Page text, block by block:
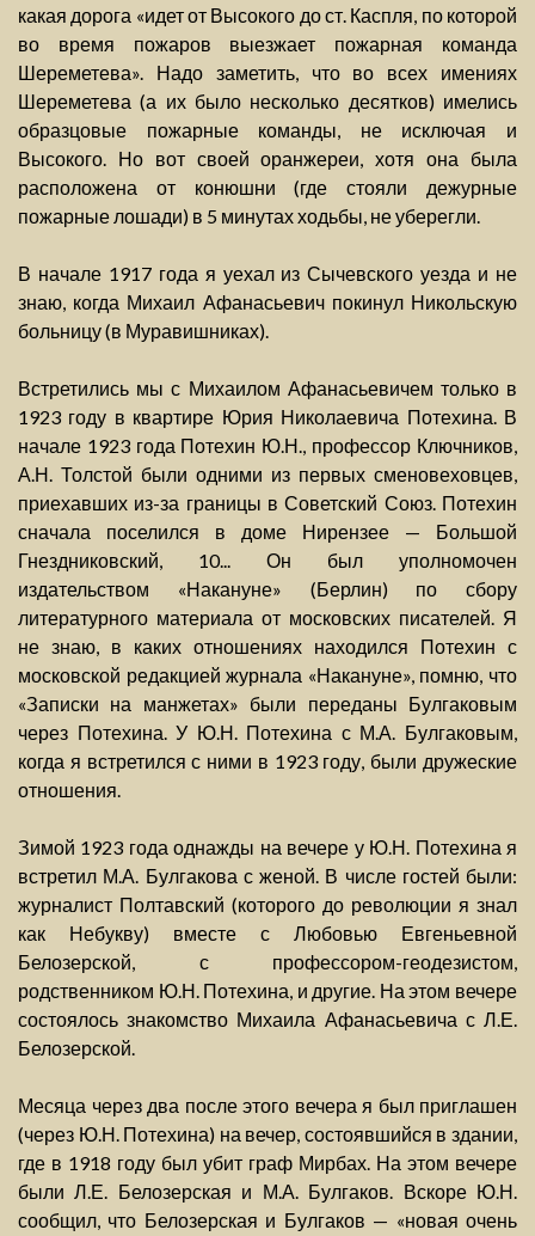
какая дорога «идет от Высокого до ст. Каспля, по которой
во время пожаров выезжает пожарная команда
Шереметева». Надо заметить, что во всех имениях
Шереметева (а их было несколько десятков) имелись
образцовые пожарные команды, не исключая и
Высокого. Но вот своей оранжереи, хотя она была
расположена от конюшни (где стояли дежурные
пожарные лошади) в 5 минутах ходьбы, не уберегли.
В начале 1917 года я уехал из Сычевского уезда и не
знаю, когда Михаил Афанасьевич покинул Никольскую
больницу (в Муравишниках).
Встретились мы с Михаилом Афанасьевичем только в
1923 году в квартире Юрия Николаевича Потехина. В
начале 1923 года Потехин Ю.Н., профессор Ключников,
А.Н. Толстой были одними из первых сменовеховцев,
приехавших из-за границы в Советский Союз. Потехин
сначала поселился в доме Нирензее — Большой
Гнездниковский, 10... Он был уполномочен
издательством «Накануне» (Берлин) по сбору
литературного материала от московских писателей. Я
не знаю, в каких отношениях находился Потехин с
московской редакцией журнала «Накануне», помню, что
«Записки на манжетах» были переданы Булгаковым
через Потехина. У Ю.Н. Потехина с М.А. Булгаковым,
когда я встретился с ними в 1923 году, были дружеские
отношения.
Зимой 1923 года однажды на вечере у Ю.Н. Потехина я
встретил М.А. Булгакова с женой. В числе гостей были:
журналист Полтавский (которого до революции я знал
как Небукву) вместе с Любовью Евгеньевной
Белозерской, с профессором-геодезистом,
родственником Ю.Н. Потехина, и другие. На этом вечере
состоялось знакомство Михаила Афанасьевича с Л.Е.
Белозерской.
Месяца через два после этого вечера я был приглашен
(через Ю.Н. Потехина) на вечер, состоявшийся в здании,
где в 1918 году был убит граф Мирбах. На этом вечере
были Л.Е. Белозерская и М.А. Булгаков. Вскоре Ю.Н.
сообщил, что Белозерская и Булгаков — «новая очень